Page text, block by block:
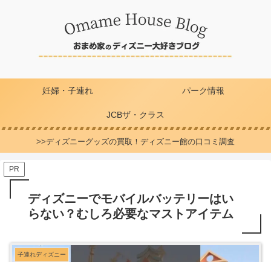
妊婦・子連れ パーク情報
JCBザ・クラス
>>ディズニーグッズの買取！ディズニー館の口コミ調査
PR
ディズニーでモバイルバッテリーはい
らない？むしろ必要なマストアイテム
子連れディズニー